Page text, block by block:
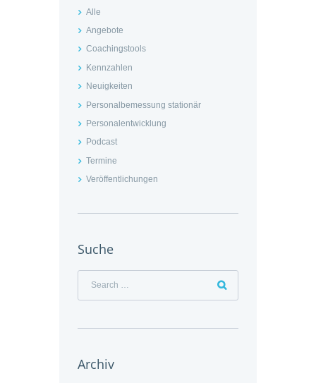
Alle
Angebote
Coachingstools
Kennzahlen
Neuigkeiten
Personalbemessung stationär
Personalentwicklung
Podcast
Termine
Veröffentlichungen
Suche
Archiv